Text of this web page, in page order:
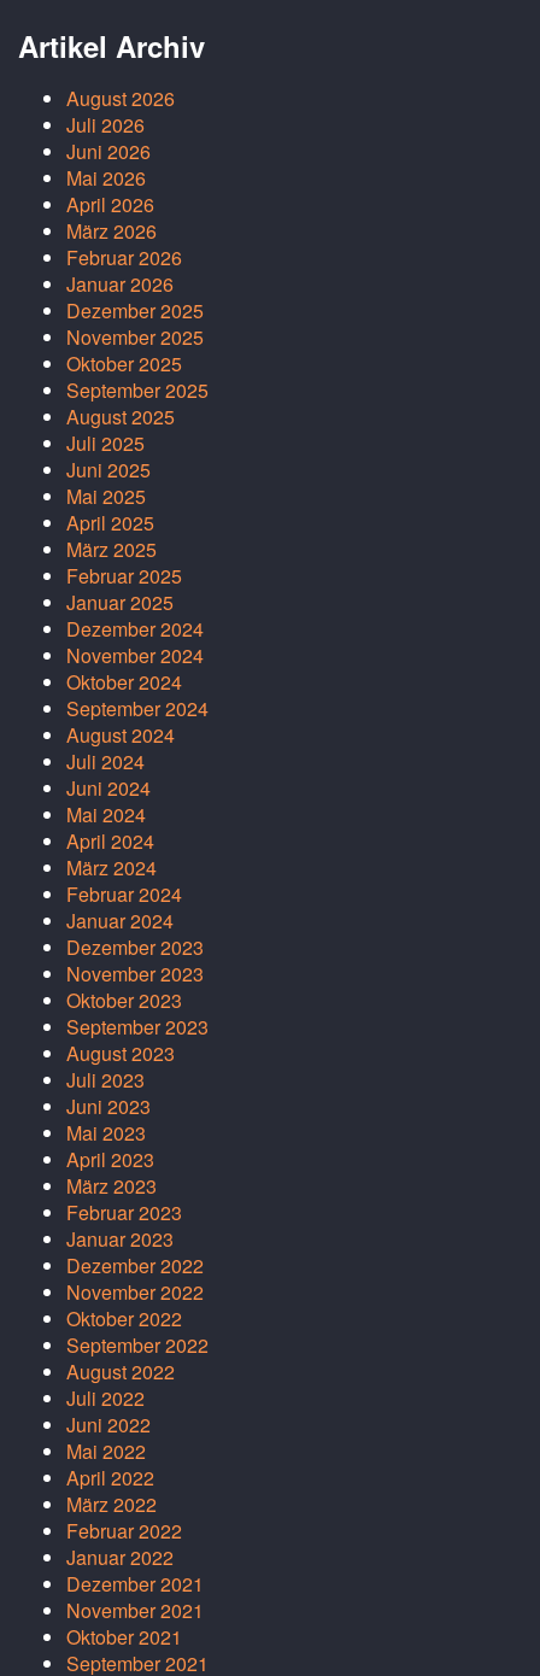
Artikel Archiv
August 2026
Juli 2026
Juni 2026
Mai 2026
April 2026
März 2026
Februar 2026
Januar 2026
Dezember 2025
November 2025
Oktober 2025
September 2025
August 2025
Juli 2025
Juni 2025
Mai 2025
April 2025
März 2025
Februar 2025
Januar 2025
Dezember 2024
November 2024
Oktober 2024
September 2024
August 2024
Juli 2024
Juni 2024
Mai 2024
April 2024
März 2024
Februar 2024
Januar 2024
Dezember 2023
November 2023
Oktober 2023
September 2023
August 2023
Juli 2023
Juni 2023
Mai 2023
April 2023
März 2023
Februar 2023
Januar 2023
Dezember 2022
November 2022
Oktober 2022
September 2022
August 2022
Juli 2022
Juni 2022
Mai 2022
April 2022
März 2022
Februar 2022
Januar 2022
Dezember 2021
November 2021
Oktober 2021
September 2021